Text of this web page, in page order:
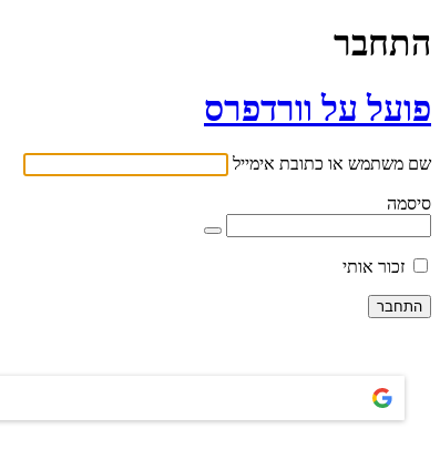
התחבר
פועל על וורדפרס
שם משתמש או כתובת אימייל
סיסמה
זכור אותי